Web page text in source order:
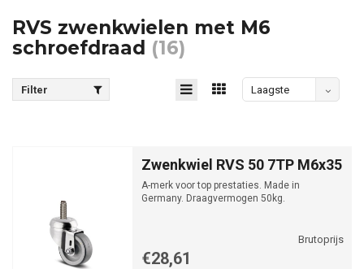
RVS zwenkwielen met M6
schroefdraad (16)
Filter
Laagste
Zwenkwiel RVS 50 7TP M6x35
A-merk voor top prestaties. Made in
Germany. Draagvermogen 50kg.
€28,61